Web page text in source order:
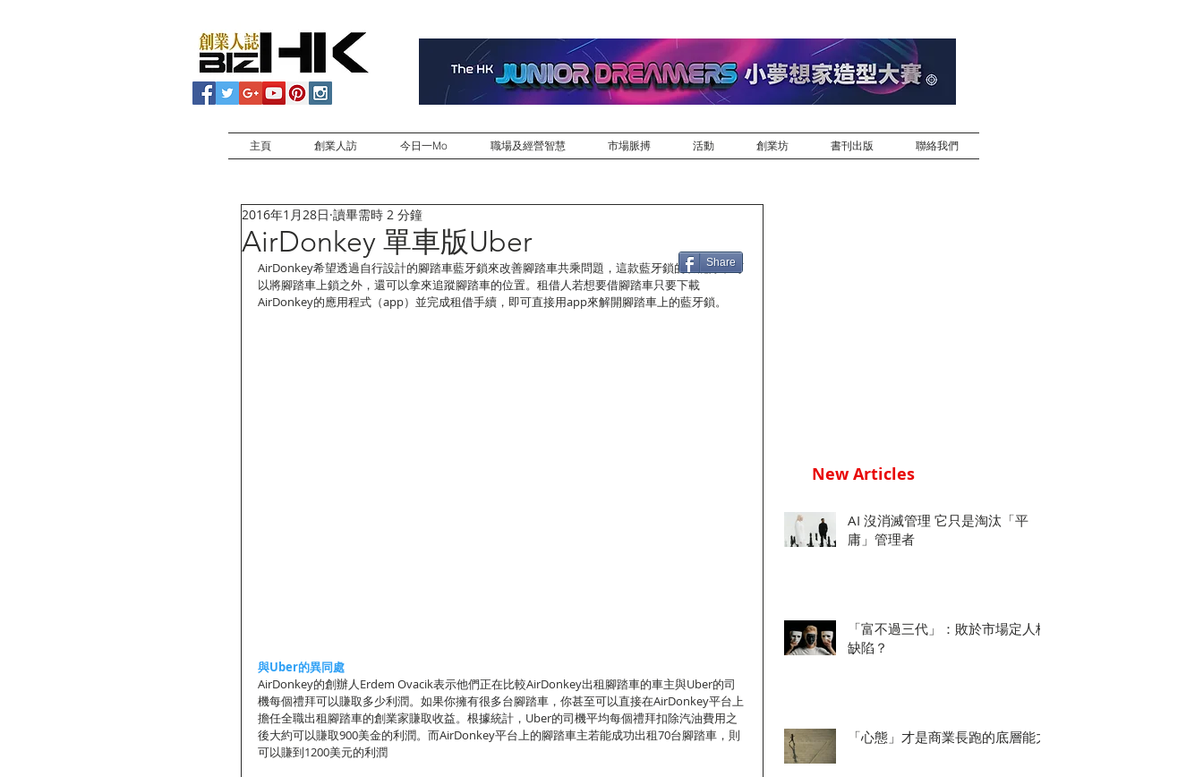
主頁 創業人訪 今日一Mo 職場及經營智慧 市場脈搏 活動 創業坊 書刊出版 聯絡我們
AirDonkey 單車版Uber
2016年1月28日 讀畢需時 2 分鐘
AirDonkey希望透過自行設計的腳踏車藍牙鎖來改善腳踏車共乘問題，這款藍牙鎖的功能除了可
以將腳踏車上鎖之外，還可以拿來追蹤腳踏車的位置。租借人若想要借腳踏車只要下載
AirDonkey的應用程式（app）並完成租借手續，即可直接用app來解開腳踏車上的藍牙鎖。
與Uber的異同處
AirDonkey的創辦人Erdem Ovacik表示他們正在比較AirDonkey出租腳踏車的車主與Uber的司
機每個禮拜可以賺取多少利潤。如果你擁有很多台腳踏車，你甚至可以直接在AirDonkey平台上
擔任全職出租腳踏車的創業家賺取收益。根據統計，Uber的司機平均每個禮拜扣除汽油費用之
後大約可以賺取900美金的利潤。而AirDonkey平台上的腳踏車主若能成功出租70台腳踏車，則
可以賺到1200美元的利潤
Share
New Articles
AI 沒消滅管理 它只是淘汰「平
庸」管理者
「富不過三代」：敗於市場定人格
缺陷？
「心態」才是商業長跑的底層能力